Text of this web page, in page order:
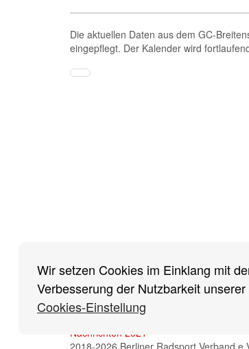
Wir setzen Cookies im Einklang mit
Verbesserung der Nutzbarkeit
Cookies-Einstellung
Die aktuellen Daten aus dem GC-
eingepflegt. Der Kalender wird
Nachrichten
Nachrichten
2026
Nachrichten 2025
Nachrichten 2024
Nachrichten 2023
Nachrichten 2022
Nachrichten 2021
Rückblick
Saison
Saison
2018-2026 Berliner Radsport Verband